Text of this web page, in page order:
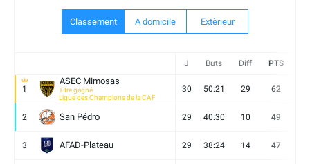
Classement A domicile Extèrieur
J Buts Diff PTS
1
ASEC Mimosas
Titre gagné
Ligue des Champions de la CAF
30 50:21 29 62
2 San Pédro 29 40:30 10 49
3 AFAD-Plateau 29 38:24 14 47